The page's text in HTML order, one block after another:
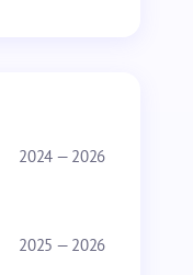
2024 — 2026
2025 — 2026